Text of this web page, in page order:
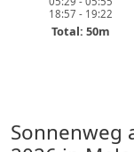
18:57 - 19:22
Total: 50m
Sonnenweg